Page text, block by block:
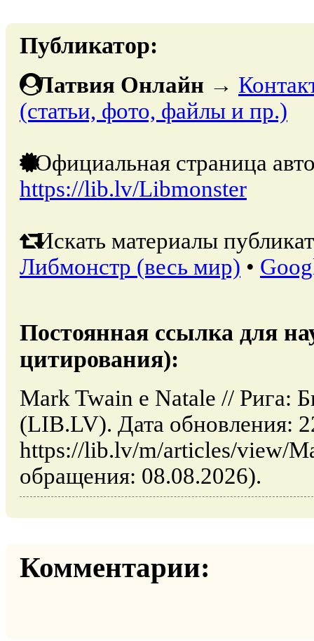
Публикатор:
Латвия Онлайн →
(статьи, фото, файлы и пр.)
Официальная страница
https://lib.lv/Libmonster
Искать материалы
Либмонстр (весь мир) •
Постоянная ссылка для
цитирования):
Mark Twain e Natale // Рига:
(LIB.LV). Дата обновления:
https://lib.lv/m/articles/view/
обращения: 08.08.2026).
Комментарии: